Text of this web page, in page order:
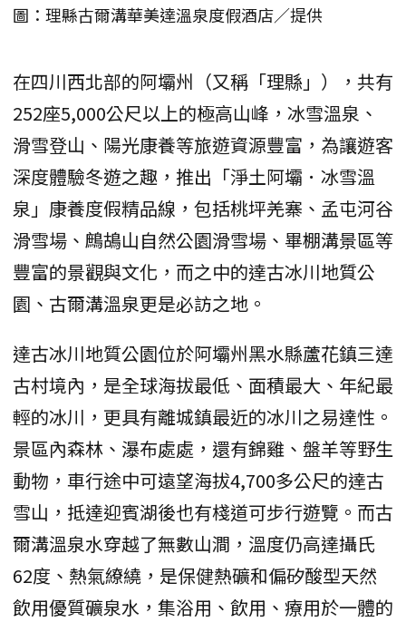
圖：理縣古爾溝華美達溫泉度假酒店／提供
在四川西北部的阿壩州（又稱「理縣」），共有
252座5,000公尺以上的極高山峰，冰雪溫泉、
滑雪登山、陽光康養等旅遊資源豐富，為讓遊客
深度體驗冬遊之趣，推出「淨土阿壩．冰雪溫
泉」康養度假精品線，包括桃坪羌寨、孟屯河谷
滑雪場、鷓鴣山自然公園滑雪場、畢棚溝景區等
豐富的景觀與文化，而之中的達古冰川地質公
園、古爾溝溫泉更是必訪之地。
達古冰川地質公園位於阿壩州黑水縣蘆花鎮三達
古村境內，是全球海拔最低、面積最大、年紀最
輕的冰川，更具有離城鎮最近的冰川之易達性。
景區內森林、瀑布處處，還有錦雞、盤羊等野生
動物，車行途中可遠望海拔4,700多公尺的達古
雪山，抵達迎賓湖後也有棧道可步行遊覽。而古
爾溝溫泉水穿越了無數山澗，溫度仍高達攝氏
62度、熱氣繚繞，是保健熱礦和偏矽酸型天然
飲用優質礦泉水，集浴用、飲用、療用於一體的